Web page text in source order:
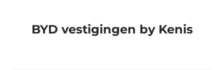
BYD vestigingen by Kenis